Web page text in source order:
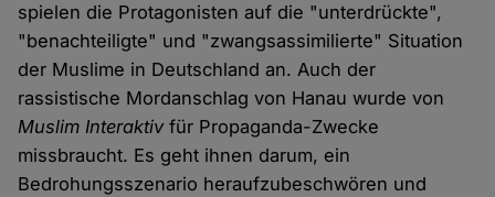
spielen die Protagonisten auf die "unterdrückte",
"benachteiligte" und "zwangsassimilierte" Situation
der Muslime in Deutschland an. Auch der
rassistische Mordanschlag von Hanau wurde von
Muslim Interaktivfür Propaganda-Zwecke
missbraucht. Es geht ihnen darum, ein
Bedrohungsszenario heraufzubeschwören und